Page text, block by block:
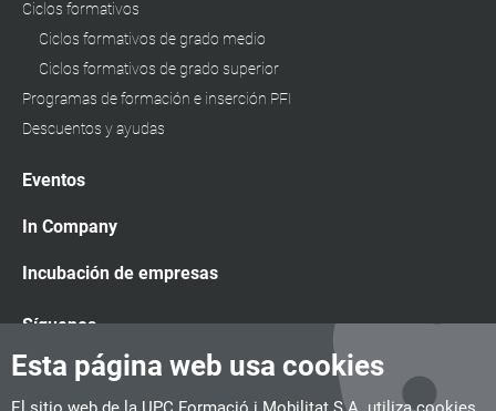
Esta página web usa cookies
Ciclos formativos
Ciclos formativos de grado medio
Ciclos formativos de grado superior
Programas de formación e inserción PFI
Descuentos y ayudas
Eventos
In Company
Incubación de empresas
Síguenos